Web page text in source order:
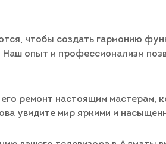
чтобы создать гармонию
опыт и профессионализм
ремонт настоящим мастерам,
увидите мир яркими и